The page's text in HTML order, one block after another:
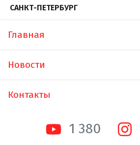
САНКТ-ПЕТЕРБУРГ
Главная
Новости
Контакты
1 380